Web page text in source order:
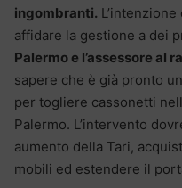
ingombranti.
affidare la gestione a dei
Palermo e l’assessore al
sapere che è già pronto
per togliere cassonetti
Palermo. L’intervento
aumento della Tari,
mobili ed estendere il